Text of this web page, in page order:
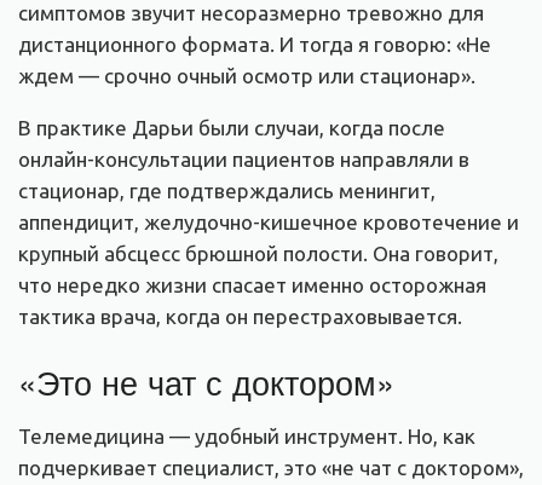
симптомов звучит несоразмерно тревожно для
дистанционного формата. И тогда я говорю: «Не
ждем — срочно очный осмотр или стационар».
В практике Дарьи были случаи, когда после
онлайн-консультации пациентов направляли в
стационар, где подтверждались менингит,
аппендицит, желудочно-кишечное кровотечение и
крупный абсцесс брюшной полости. Она говорит,
что нередко жизни спасает именно осторожная
тактика врача, когда он перестраховывается.
«Это не чат с доктором»
Телемедицина — удобный инструмент. Но, как
подчеркивает специалист, это «не чат с доктором»,